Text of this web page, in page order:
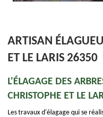
ARTISAN
ET LE LARIS 26350
L'ÉLAGAGE DES
CHRISTOPHE ET LE
Les travaux d'élagage qui se